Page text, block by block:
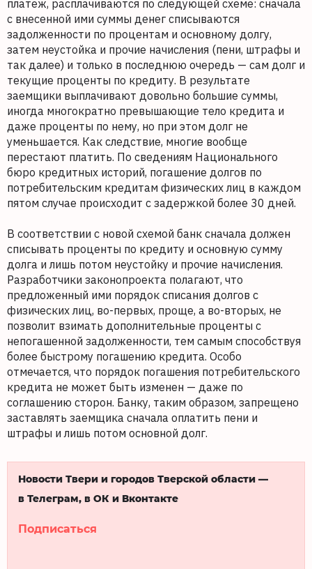
платеж, расплачиваются по следующей схеме: сначала
с внесенной ими суммы денег списываются
задолженности по процентам и основному долгу,
затем неустойка и прочие начисления (пени, штрафы и
так далее) и только в последнюю очередь — сам долг и
текущие проценты по кредиту. В результате
заемщики выплачивают довольно большие суммы,
иногда многократно превышающие тело кредита и
даже проценты по нему, но при этом долг не
уменьшается. Как следствие, многие вообще
перестают платить. По сведениям Национального
бюро кредитных историй, погашение долгов по
потребительским кредитам физических лиц в каждом
пятом случае происходит с задержкой более 30 дней.
В соответствии с новой схемой банк сначала должен
списывать проценты по кредиту и основную сумму
долга и лишь потом неустойку и прочие начисления.
Разработчики законопроекта полагают, что
предложенный ими порядок списания долгов с
физических лиц, во-первых, проще, а во-вторых, не
позволит взимать дополнительные проценты с
непогашенной задолженности, тем самым способствуя
более быстрому погашению кредита. Особо
отмечается, что порядок погашения потребительского
кредита не может быть изменен — даже по
соглашению сторон. Банку, таким образом, запрещено
заставлять заемщика сначала оплатить пени и
штрафы и лишь потом основной долг.
Новости Твери и городов Тверской области —
в Телеграм, в ОК и Вконтакте
Подписаться